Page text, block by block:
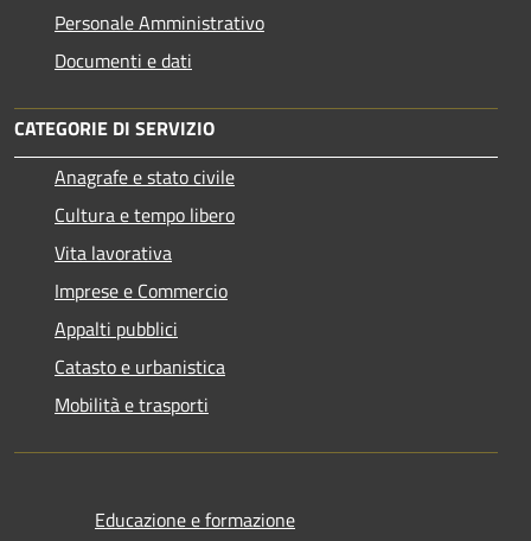
Personale Amministrativo
Documenti e dati
CATEGORIE DI SERVIZIO
Anagrafe e stato civile
Cultura e tempo libero
Vita lavorativa
Imprese e Commercio
Appalti pubblici
Catasto e urbanistica
Mobilità e trasporti
Educazione e formazione